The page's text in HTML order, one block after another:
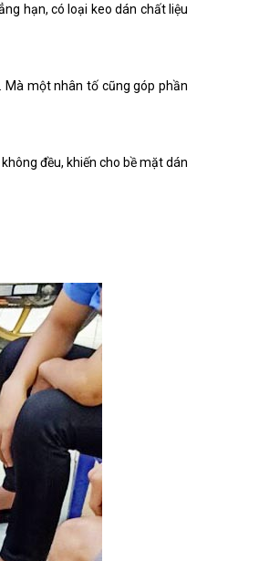
hạn, có loại keo dán chất liệu
Mà một nhân tố cũng góp phần
đều, khiến cho bề mặt dán